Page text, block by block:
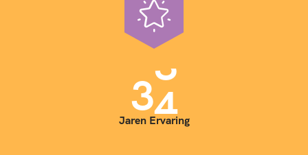
35
Jaren Ervaring